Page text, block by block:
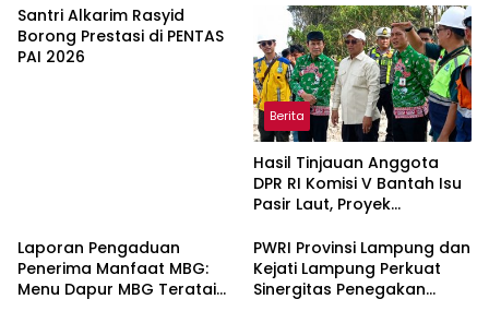
Jurnalis
Santri Alkarim Rasyid
Borong Prestasi di PENTAS
PAI 2026
Berita
Hasil Tinjauan Anggota
DPR RI Komisi V Bantah Isu
Pasir Laut, Proyek
Sejati Dipastikan Sesuai
Spesifikasi
Laporan Pengaduan
Penerima Manfaat MBG:
Menu Dapur MBG Teratai
PWRI Provinsi Lampung dan
Kejati Lampung Perkuat
Sinergitas Penegakan